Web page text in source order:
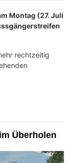
Montag (27. Juli
rechtzeitig
Überholen